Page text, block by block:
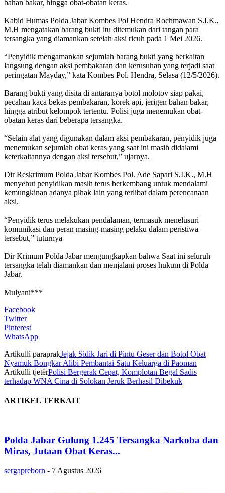
bahan bakar, hingga obat-obatan keras.
‎Kabid Humas Polda Jabar Kombes Pol Hendra Rochmawan S.I.K.,
M.H mengatakan barang bukti itu ditemukan dari tangan para
tersangka yang diamankan setelah aksi ricuh pada 1 Mei 2026.
‎“Penyidik mengamankan sejumlah barang bukti yang berkaitan
langsung dengan aksi pembakaran dan kerusuhan yang terjadi saat
peringatan Mayday,” kata Kombes Pol. Hendra, Selasa (12/5/2026).
‎Barang bukti yang disita di antaranya botol molotov siap pakai,
pecahan kaca bekas pembakaran, korek api, jerigen bahan bakar,
hingga atribut kelompok tertentu. Polisi juga menemukan obat-
obatan keras dari beberapa tersangka.
‎“Selain alat yang digunakan dalam aksi pembakaran, penyidik juga
menemukan sejumlah obat keras yang saat ini masih didalami
keterkaitannya dengan aksi tersebut,” ujarnya.
‎Dir Reskrimum Polda Jabar Kombes Pol. Ade Sapari S.I.K., M.H
menyebut penyidikan masih terus berkembang untuk mendalami
kemungkinan adanya pihak lain yang terlibat dalam perencanaan
aksi.
‎“Penyidik terus melakukan pendalaman, termasuk menelusuri
komunikasi dan peran masing-masing pelaku dalam peristiwa
tersebut,” tuturnya
Dir Krimum Polda Jabar mengungkapkan bahwa ‎Saat ini seluruh
tersangka telah diamankan dan menjalani proses hukum di Polda
Jabar.
‎Mulyani***
Facebook
Twitter
Pinterest
WhatsApp
Artikulli paraprakJejak Sidik Jari di Pintu Geser dan Botol Obat
Nyamuk Bongkar Alibi Pembantai Satu Keluarga di Paoman
Artikulli tjetërPolisi Bergerak Cepat, Komplotan Begal Sadis
terhadap WNA Cina di Solokan Jeruk Berhasil Dibekuk
ARTIKEL TERKAIT
Polda Jabar Gulung 1.245 Tersangka Narkoba dan
Miras, Jutaan Obat Keras...
sergapreborn - 7 Agustus 2026